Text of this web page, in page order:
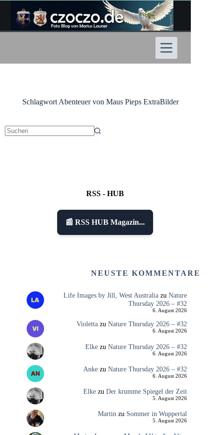
Inhalt
springen
SchlagwortAbenteuer von Maus Pieps ExtraBilder
RSS - HUB
📰 RSS HUB Magazin...
NEUSTE KOMMENTARE
Life Images by Jill, West Australiazu Nature
Thursday 2026 – #32
6. August 2026
Violettazu Nature Thursday 2026 – #32
6. August 2026
Elkezu Nature Thursday 2026 – #32
6. August 2026
Ankezu Nature Thursday 2026 – #32
6. August 2026
Elkezu Der krumme Spiegel der Zeit
5. August 2026
Martin zu Sommer in Wuppertal
5. August 2026